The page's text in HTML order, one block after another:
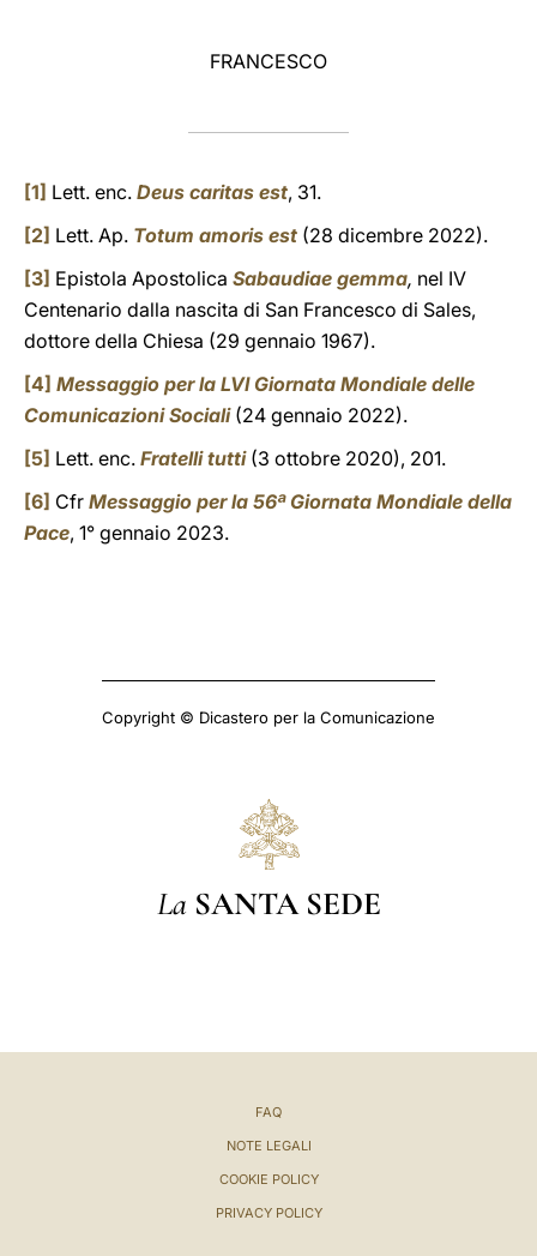
FRANCESCO
[1] Lett. enc. Deus caritas est, 31.
[2] Lett. Ap. Totum amoris est (28 dicembre 2022).
[3] Epistola Apostolica Sabaudiae gemma, nel IV
Centenario dalla nascita di San Francesco di Sales,
dottore della Chiesa (29 gennaio 1967).
[4] Messaggio per la LVI Giornata Mondiale delle
Comunicazioni Sociali(24 gennaio 2022).
[5] Lett. enc. Fratelli tutti(3 ottobre 2020), 201.
[6] Cfr Messaggio per la 56ª Giornata Mondiale della
Pace, 1° gennaio 2023.
Copyright © Dicastero per la Comunicazione
La SANTA SEDE
FAQ
NOTE LEGALI
COOKIE POLICY
PRIVACY POLICY